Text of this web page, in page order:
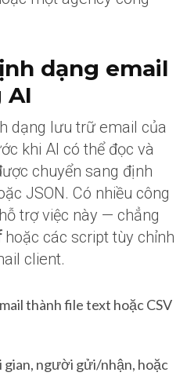
dạng email
AI
dạng lưu trữ email của
khi AI có thể đọc và
chuyển sang định
JSON. Có nhiều công
trợ việc này — chẳng
hoặc các script tùy chỉnh
client.
thành file text hoặc CSV
người gửi/nhận, hoặc